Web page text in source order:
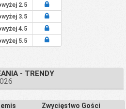
2.5
3.5
4.5
5.5
- TRENDY
Zwycięstwo Gości